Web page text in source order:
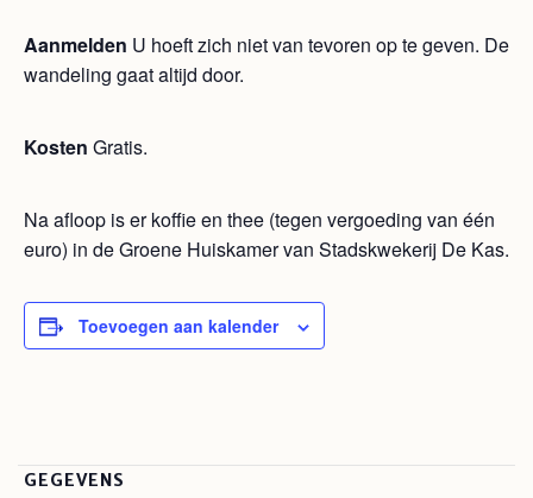
Aanmelden U hoeft zich niet van tevoren op te geven. De
wandeling gaat altijd door.
Kosten Gratis.
Na afloop is er koffie en thee (tegen vergoeding van één
euro) in de Groene Huiskamer van Stadskwekerij De Kas.
Toevoegen aan kalender
GEGEVENS